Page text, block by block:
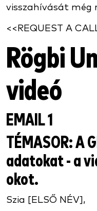
visszahívását még
<<REQUEST A
Rögbi
videó
EMAIL 1
TÉMASOR:A
adatokat - a
okot.
Szia [ELSŐ NÉV],